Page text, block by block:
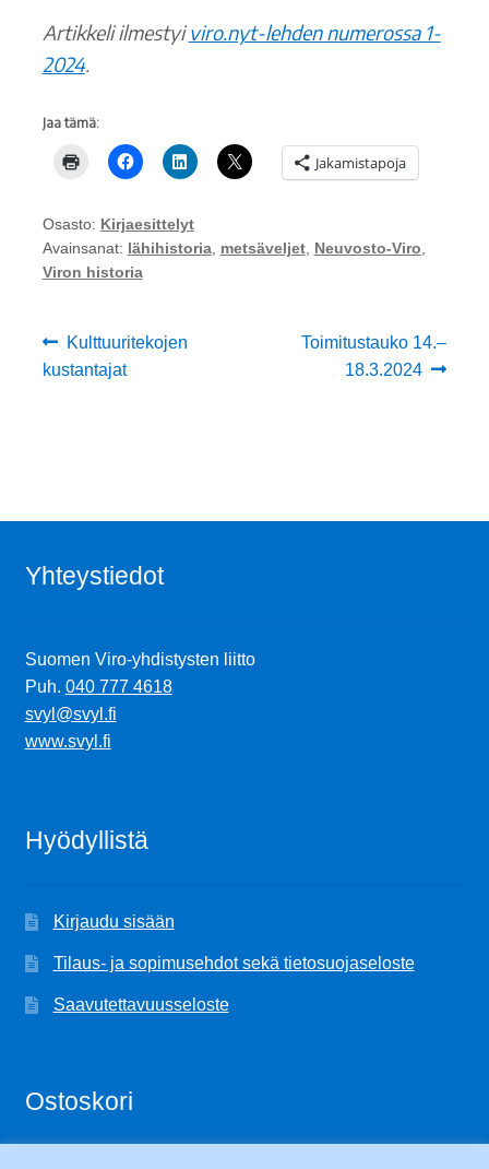
Artikkeli ilmestyiviro.nyt-lehden numerossa 1-
2024.
Jaa tämä:
Jakamistapoja
Osasto: Kirjaesittelyt
Avainsanat: lähihistoria, metsäveljet, Neuvosto-Viro
Viron historia
Artikkelien
selaus
Edellinen
artikkeli
Kulttuuritekojen
kustantajat
Seuraava
artikkeli:
Toimitustauko 14.–
18.3.2024
Yhteystiedot
Suomen Viro-yhdistysten liitto
Puh. 040 777 4618
svyl@svyl.fi
www.svyl.fi
Hyödyllistä
Kirjaudu sisään
Tilaus- ja sopimusehdot sekä tietosuojaseloste
Saavutettavuusseloste
Ostoskori